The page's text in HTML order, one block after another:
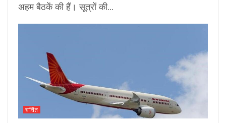
अहम बैठकें की हैं। सूत्रों की...
चर्चित